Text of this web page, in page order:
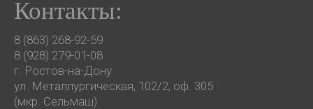
Контакты:
8 (863) 268-92-59
8 (928) 279-01-08
г. Ростов-на-Дону
ул. Металлургическая, 102/2, оф. 305
(мкр. Сельмаш)